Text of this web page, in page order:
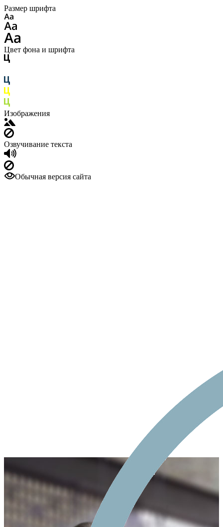
Размер шрифта
Цвет фона и шрифта
Изображения
Озвучивание текста
Обычная версия сайта